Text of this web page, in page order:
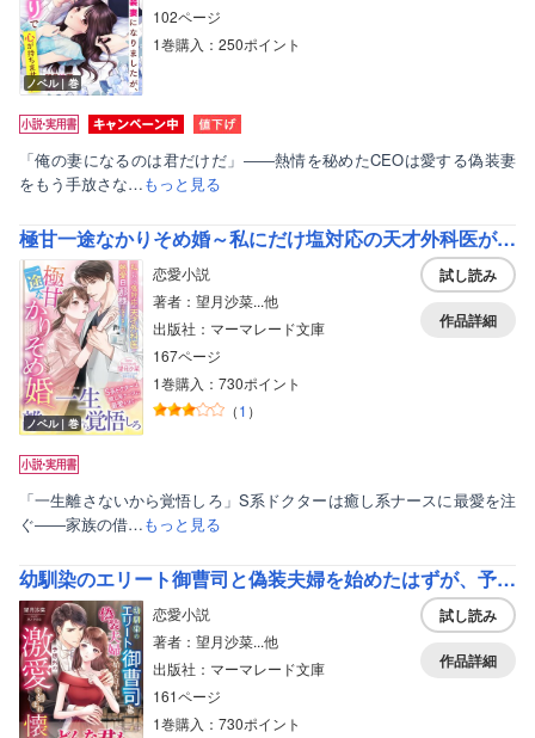
ノベル｜巻
102ページ
1巻購入：250ポイント
「俺の妻になるのは君だけだ」――熱情を秘めたCEOは愛する偽装妻
をもう手放さな…もっと見る
極甘一途なかりそめ婚～私にだけ塩対応の天才外科医が熱愛旦那様になりました～
ノベル｜巻
恋愛小説
著者：望月沙菜...他
出版社：マーマレード文庫
167ページ
1巻購入：730ポイント
（1 ）
試し読み
作品詳細
「一生離さないから覚悟しろ」S系ドクターは癒し系ナースに最愛を注
ぐ――家族の借…もっと見る
幼馴染のエリート御曹司と偽装夫婦を始めたはずが、予想外の激愛を刻まれ懐妊しました
恋愛小説
著者：望月沙菜...他
出版社：マーマレード文庫
161ページ
1巻購入：730ポイント
試し読み
作品詳細